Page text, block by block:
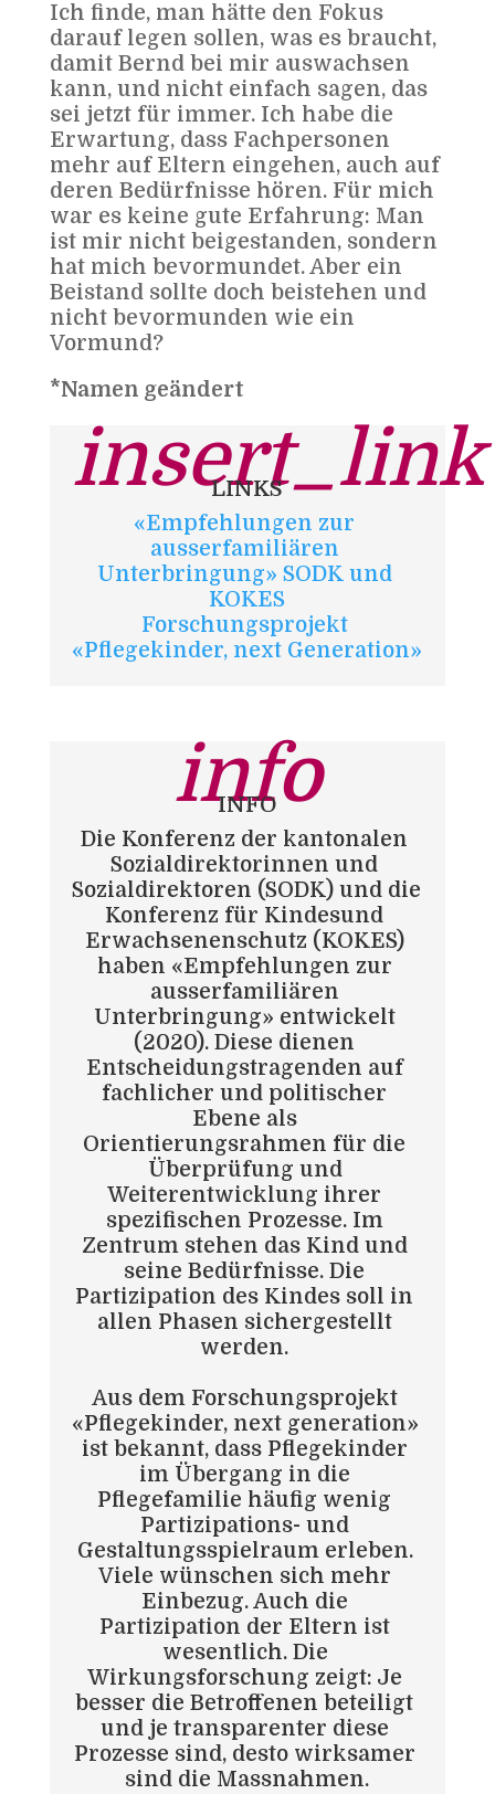
Ich finde, man hätte den Fokus
darauf legen sollen, was es braucht,
damit Bernd bei mir auswachsen
kann, und nicht einfach sagen, das
sei jetzt für immer. Ich habe die
Erwartung, dass Fachpersonen
mehr auf Eltern eingehen, auch auf
deren Bedürfnisse hören. Für mich
war es keine gute Erfahrung: Man
ist mir nicht beigestanden, sondern
hat mich bevormundet. Aber ein
Beistand sollte doch beistehen und
nicht bevormunden wie ein
Vormund?
*Namen geändert
insert_link
LINKS
«Empfehlungen zur
ausserfamiliären
Unterbringung» SODK und
KOKES
Forschungsprojekt
«Pflegekinder, next Generation»
info
INFO
Die Konferenz der kantonalen
Sozialdirektorinnen und
Sozialdirektoren (SODK) und die
Konferenz für Kindesund
Erwachsenenschutz (KOKES)
haben «Empfehlungen zur
ausserfamiliären
Unterbringung» entwickelt
(2020). Diese dienen
Entscheidungstragenden auf
fachlicher und politischer
Ebene als
Orientierungsrahmen für die
Überprüfung und
Weiterentwicklung ihrer
spezifischen Prozesse. Im
Zentrum stehen das Kind und
seine Bedürfnisse. Die
Partizipation des Kindes soll in
allen Phasen sichergestellt
werden.
Aus dem Forschungsprojekt
«Pflegekinder, next generation»
ist bekannt, dass Pflegekinder
im Übergang in die
Pflegefamilie häufig wenig
Partizipations- und
Gestaltungsspielraum erleben.
Viele wünschen sich mehr
Einbezug. Auch die
Partizipation der Eltern ist
wesentlich. Die
Wirkungsforschung zeigt: Je
besser die Betroffenen beteiligt
und je transparenter diese
Prozesse sind, desto wirksamer
sind die Massnahmen.